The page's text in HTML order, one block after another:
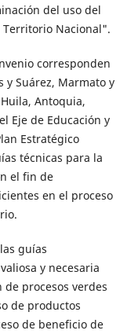
del uso del
Nacional".
corresponden
y Suárez, Marmato y
Antoquia,
Eje de Educación y
Estratégico
técnicas para la
el fin de
en el proceso
guías
y necesaria
procesos verdes
de productos
de beneficio de